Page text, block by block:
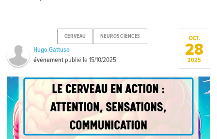
CERVEAU NEUROSCIENCES
Hugo Gattuso
événement publié le15/10/2025
OCT.
28
2025